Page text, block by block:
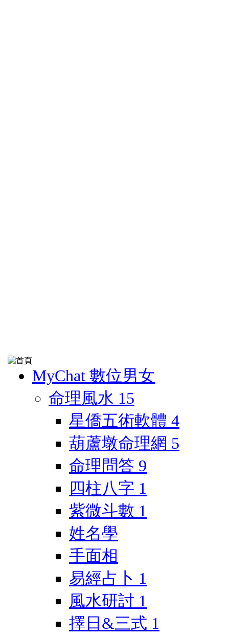
MyChat 數位男女
命理風水 15
星僑五術軟體 4
葫蘆墩命理網 5
命理問答 9
四柱八字 1
紫微斗數 1
姓名學
手面相
易經占卜 1
風水研討 1
擇日&三式 1